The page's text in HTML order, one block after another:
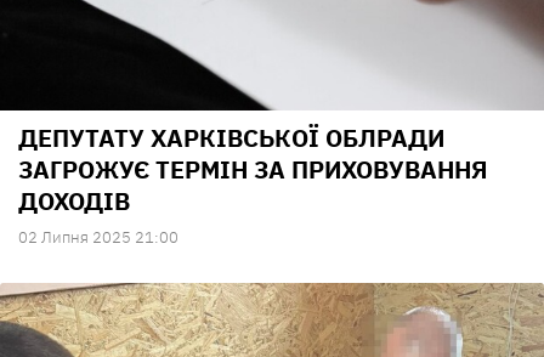
ДЕПУТАТУ ХАРКІВСЬКОЇ ОБЛРАДИ
ЗАГРОЖУЄ ТЕРМІН ЗА ПРИХОВУВАННЯ
ДОХОДІВ
02 Липня 2025 21:00